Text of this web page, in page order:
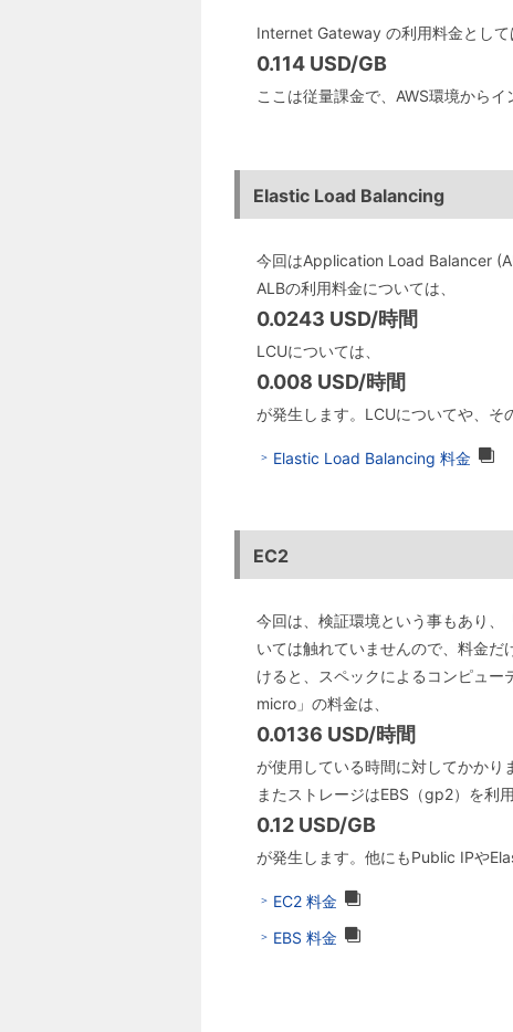
Internet Gateway の利用料金として
0.114 USD/GB
ここは従量課金で、AWS環境から
Elastic Load Balancing
今回はApplication Load Balancer
ALBの利用料金については、
0.0243 USD/時間
LCUについては、
0.008 USD/時間
が発生します。LCUについてや、そ
Elastic Load Balancing 料金
EC2
今回は、検証環境という事もあり
いては触れていませんので、料金
けると、スペックによるコンピュ
micro」の料金は、
0.0136 USD/時間
が使用している時間に対してかかり
またストレージはEBS（gp2）を利
0.12 USD/GB
が発生します。他にもPublic IPや
EC2 料金
EBS 料金